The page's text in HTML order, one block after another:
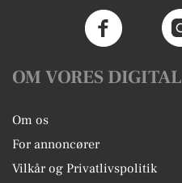
OM VORES DIGITAL
Om os
For annoncører
Vilkår og Privatlivspolitik